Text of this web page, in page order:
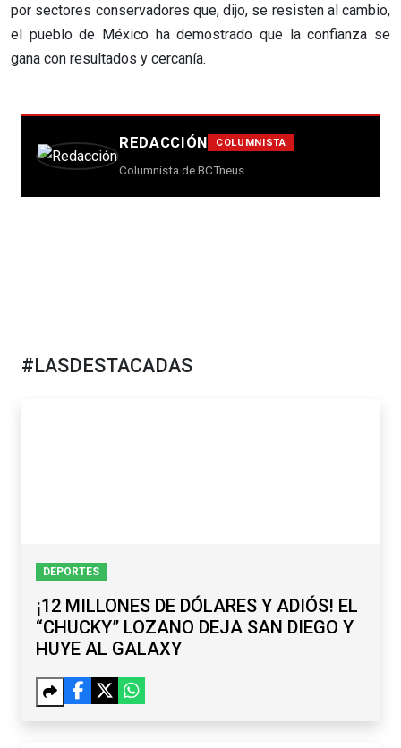
por sectores conservadores que, dijo, se resisten al cambio,
el pueblo de México ha demostrado que la confianza se
gana con resultados y cercanía.
REDACCIÓN COLUMNISTA
Columnista de BCTneus
#LASDESTACADAS
DEPORTES
¡12 MILLONES DE DÓLARES Y ADIÓS! EL
“CHUCKY” LOZANO DEJA SAN DIEGO Y
HUYE AL GALAXY